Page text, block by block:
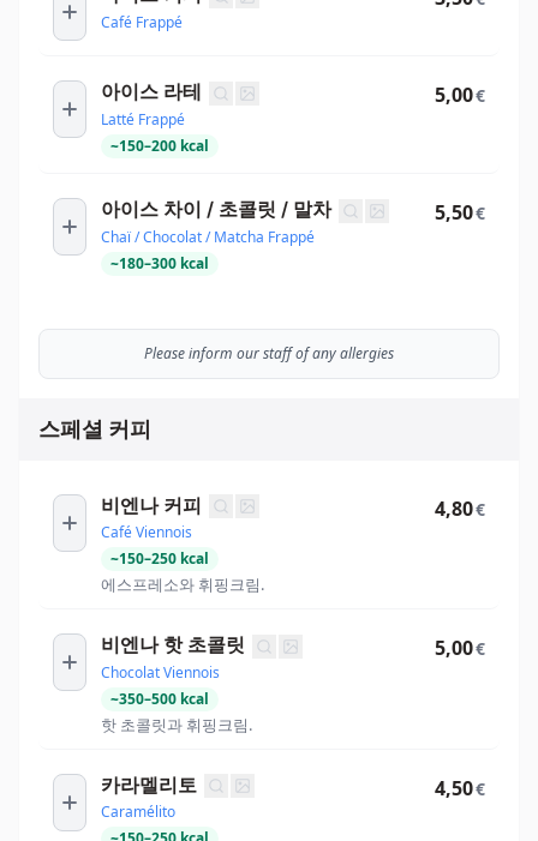
Café Frappé
아이스 라테
Latté Frappé
~150–200 kcal
5,00€
아이스 차이 / 초콜릿 / 말차
Chaï / Chocolat / Matcha Frappé
~180–300 kcal
5,50€
Please inform our staff of any allergies
스페셜 커피
비엔나 커피
Café Viennois
~150–250 kcal
에스프레소와 휘핑크림.
4,80€
비엔나 핫 초콜릿
Chocolat Viennois
~350–500 kcal
핫 초콜릿과 휘핑크림.
5,00€
카라멜리토
Caramélito
4,50€